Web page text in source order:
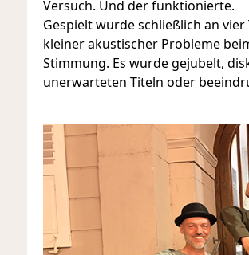
Versuch. Und der funktionierte.
Gespielt wurde schließlich an
kleiner akustischer Probleme
Stimmung. Es wurde gejubelt,
unerwarteten Titeln oder